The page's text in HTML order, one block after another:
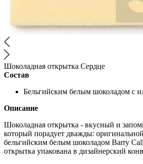
Шоколадная открытка Сердце
Состав
Бельгийским белым шоколадом с
Описание
Шоколадная открытка - вкусный и
который порадует дважды:
бельгийским белым шоколадом Barry
открытка упакована в дизайнерский